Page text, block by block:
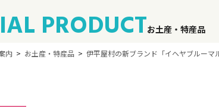
PRODUCTお土産・特産品
内 お土産・特産品 伊平屋村の新ブランド「イヘヤブルーマ